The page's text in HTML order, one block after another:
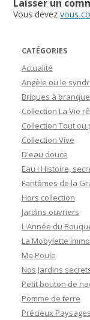
Laisser un
Vous devezvous
CATÉGORIES
Actualité
Angèle ou le
Briques à
Collection La Vie
Collection Tout ou
Collection Vive
D'eau douce
Eau ! Histoire,
Fantômes de la
Hors collection
Jardins ouvriers
L'Année du
La Mobylette
Ma Poule
Nos Jardins
Petit bouton de
Pomme de terre
Précieux